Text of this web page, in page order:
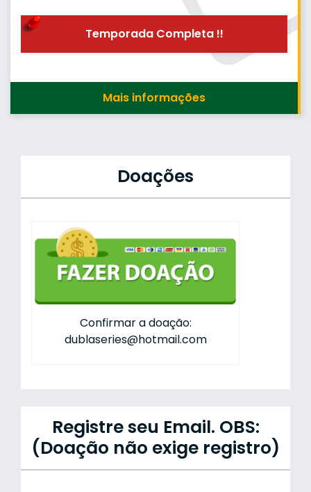
Temporada Completa !!
Mais informações
Doações
Confirmar a doação:
dublaseries@hotmail.com
Registre seu Email. OBS:
(Doação não exige registro)